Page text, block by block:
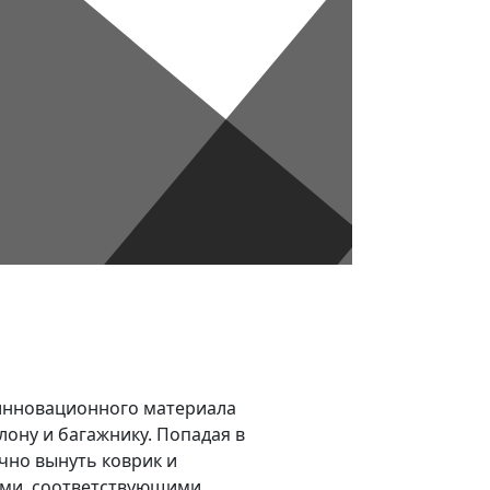
материала
и багажнику. Попадая в
вынуть коврик и